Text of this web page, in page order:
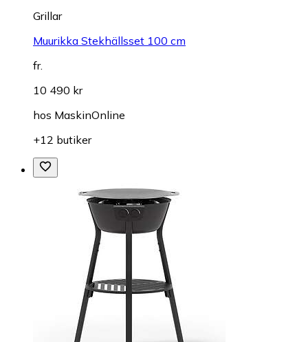
Grillar
Muurikka Stekhällsset 100 cm
fr.
10 490 kr
hos MaskinOnline
+12 butiker